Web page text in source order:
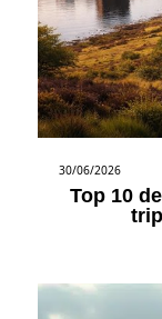
30/06/2026
Top 10